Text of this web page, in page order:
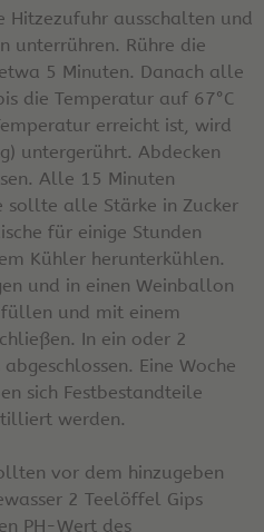
Hitzezufuhr ausschalten und
unterrühren. Rühre die
5 Minuten. Danach alle
die Temperatur auf 67°C
erreicht ist, wird
untergerührt. Abdecken
Alle 15 Minuten
sollte alle Stärke in Zucker
für einige Stunden
Kühler herunterkühlen.
und in einen Weinballon
und mit einem
In ein oder 2
Eine Woche
sich Festbestandteile
werden.
vor dem hinzugeben
2 Teelöffel Gips
PH-Wert des